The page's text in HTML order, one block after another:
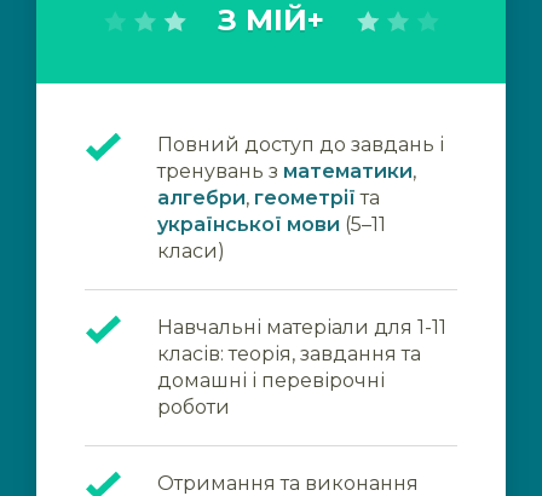
З МІЙ+
Повний доступ до завдань і
тренувань з математики,
алгебри, геометрії та
української мови (5–11
класи)
Навчальні матеріали для 1-11
класів: теорія, завдання та
домашні і перевірочні
роботи
Отримання та виконання